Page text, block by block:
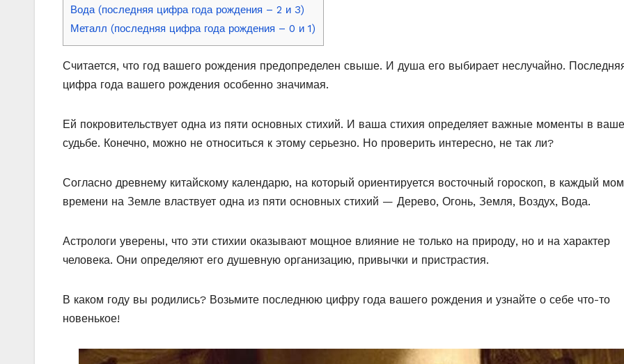
Вода (последняя цифра года рождения – 2 и 3)
Металл (последняя цифра года рождения – 0 и 1)
Считается, что год вашего рождения предопределен свыше. И душа его выбирает неслучайно.
цифра года вашего рождения особенно значимая.
Ей покровительствует одна из пяти основных стихий. И ваша стихия определяет важные моменты в
судьбе. Конечно, можно не относиться к этому серьезно. Но проверить интересно, не так ли?
Согласно древнему китайскому календарю, на который ориентируется восточный гороскоп, в каждый
времени на Земле властвует одна из пяти основных стихий — Дерево, Огонь, Земля, Воздух, Вода.
Астрологи уверены, что эти стихии оказывают мощное влияние не только на природу, но и на характер
человека. Они определяют его душевную организацию, привычки и пристрастия.
В каком году вы родились? Возьмите последнюю цифру года вашего рождения и узнайте о себе что-то
новенькое!